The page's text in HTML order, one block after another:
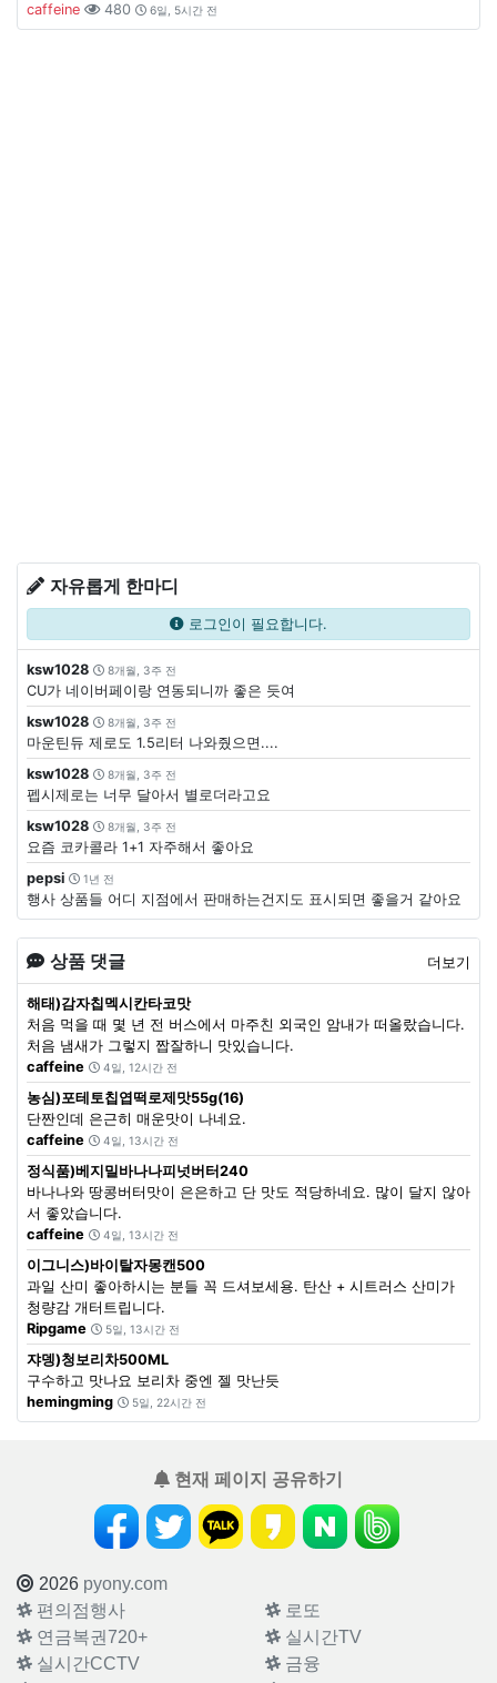
caffeine
480 6일, 5시간 전
자유롭게 한마디
로그인이 필요합니다.
ksw1028 8개월, 3주 전
CU가 네이버페이랑 연동되니까 좋은 듯여
ksw1028
8개월, 3주 전
마운틴듀 제로도 1.5리터 나와줬으면....
ksw1028
8개월, 3주 전
펩시제로는 너무 달아서 별로더라고요
ksw1028
8개월, 3주 전
요즘 코카콜라 1+1 자주해서 좋아요
pepsi
1년 전
행사 상품들 어디 지점에서 판매하는건지도 표시되면 좋을거 같아요
상품 댓글 더보기
해태)감자칩멕시칸타코맛
처음 먹을 때 몇 년 전 버스에서 마주친 외국인 암내가 떠올랐습니다.
처음 냄새가 그렇지 짭잘하니 맛있습니다.
caffeine
4일, 12시간 전
농심)포테토칩엽떡로제맛55g(16)
단짠인데 은근히 매운맛이 나네요.
caffeine
4일, 13시간 전
정식품)베지밀바나나피넛버터240
바나나와 땅콩버터맛이 은은하고 단 맛도 적당하네요. 많이 달지 않아
서 좋았습니다.
caffeine
4일, 13시간 전
이그니스)바이탈자몽캔500
과일 산미 좋아하시는 분들 꼭 드셔보세용. 탄산 + 시트러스 산미가
청량감 개터트립니다.
Ripgame
5일, 13시간 전
쟈뎅)청보리차500ML
구수하고 맛나요 보리차 중엔 젤 맛난듯
hemingming
5일, 22시간 전
현재 페이지 공유하기
2026 pyony.com
편의점행사
로또
연금복권720+
실시간TV
실시간CCTV
금융